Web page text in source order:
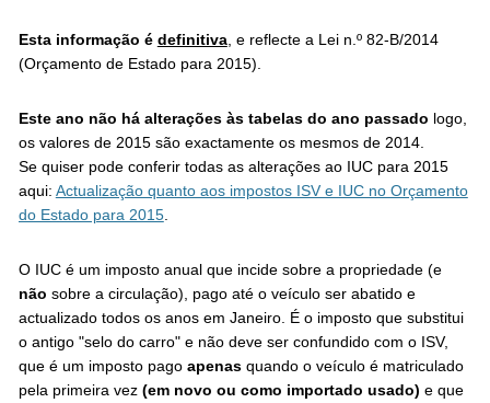
Esta informação é definitiva, e reflecte a Lei n.º 82-B/2014
(Orçamento de Estado para 2015).
Este ano não há alterações às tabelas do ano passado logo,
os valores de 2015 são exactamente os mesmos de 2014.
Se quiser pode conferir todas as alterações ao IUC para 2015
aqui: Actualização quanto aos impostos ISV e IUC no Orçamento
do Estado para 2015.
O IUC é um imposto anual que incide sobre a propriedade (e
não sobre a circulação), pago até o veículo ser abatido e
actualizado todos os anos em Janeiro. É o imposto que substitui
o antigo "selo do carro" e não deve ser confundido com o ISV,
que é um imposto pago apenasquando o veículo é matriculado
pela primeira vez (em novo ou como importado usado) e que